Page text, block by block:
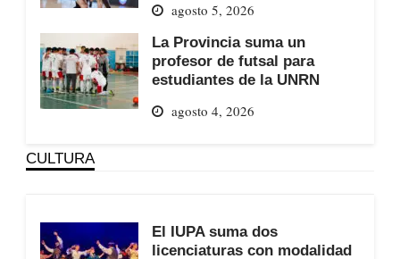
agosto 5, 2026
La Provincia suma un
profesor de futsal para
estudiantes de la UNRN
agosto 4, 2026
CULTURA
El IUPA suma dos
licenciaturas con modalidad